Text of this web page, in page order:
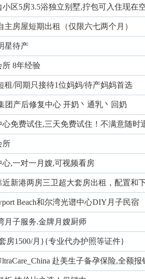
区5房3.5浴独立别墅,拧包可入住现在
主房屋短期出租（仅限六七两个月）
星待产
8年经验
租/同期只接待1位妈妈/待产妈妈首选
团产后修复中心 开奶丶通乳丶回奶
心免费试住,三天免费试住！不满意随时
所
,一对一月嫂,可视频看房
新港两房三卫超大套房出租，配置和
Beach和尔湾光谱中心DIY月子民宿
月子服务.金牌月嫂厨师
房1500/月}{专业代办护照等证件}
赴美生子备孕保险,全额